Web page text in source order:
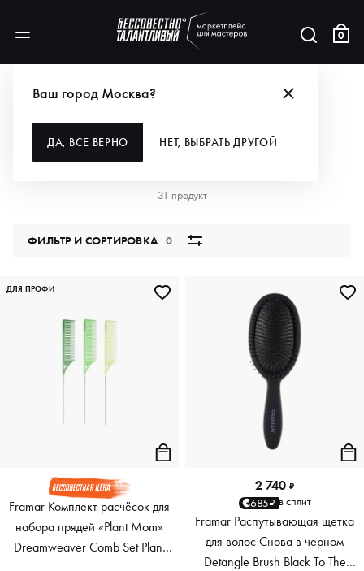
0
Ваш город Москва?
ДА, ВСЕ ВЕРНО НЕТ, ВЫБРАТЬ ДРУГОЙ
ДЕНЬ ПАРИКМАХЕРА — ДЕРЖИ
31 продукт
ФИЛЬТР И СОРТИРОВКА0
Framar Комплект расчёсок для
набора прядей «Plant Mom»
Dreamweaver Comb Set Plant
ДЛЯ ПРОФИ
2 740 ₽
685₽ в сплит
Framar Распутывающая щетка
для волос Снова в черном
Detangle Brush Black To The